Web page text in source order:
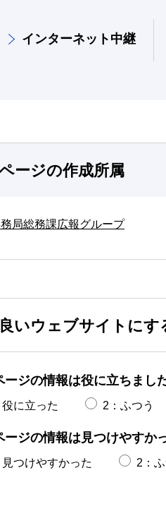
インターネット中継
ージの作成所属
局総務課広報グループ
いウェブサイトに
ージの情報は役に立ちまし
役に立った 2：ふつう
ージの情報は見つけやすか
見つけやすかった 2：